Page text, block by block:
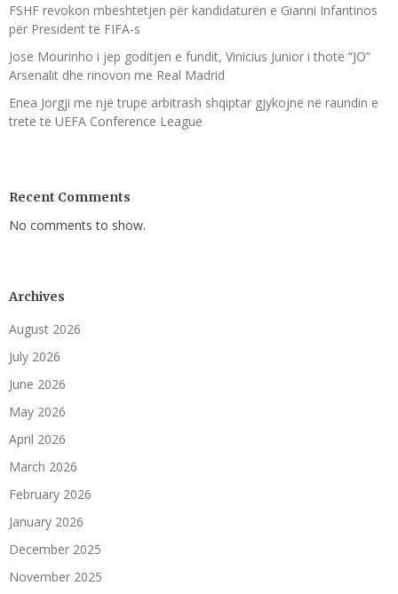
FSHF revokon mbështetjen për kandidaturën e Gianni Infantinos
për President të FIFA-s
Jose Mourinho i jep goditjen e fundit, Vinicius Junior i thotë “JO”
Arsenalit dhe rinovon me Real Madrid
Enea Jorgji me një trupë arbitrash shqiptar gjykojnë në raundin e
tretë të UEFA Conference League
Recent Comments
No comments to show.
Archives
August 2026
July 2026
June 2026
May 2026
April 2026
March 2026
February 2026
January 2026
December 2025
November 2025